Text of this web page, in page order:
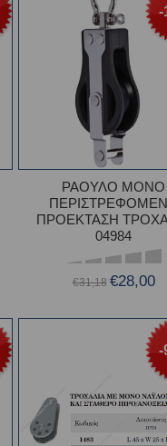
-
ΡΑΟΥΛΟ ΜΟΝΟ
ΠΡΟΕΚΤΑΣΗ
04984
€31,18 €28,00
-